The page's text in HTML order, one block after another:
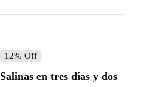
12% Off
Salinas en tres días y dos